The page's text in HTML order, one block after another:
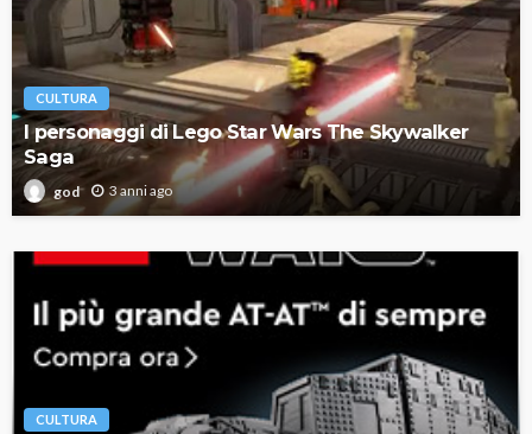
CULTURA
I personaggi di Lego Star Wars The Skywalker
Saga
god 3 anni ago
CULTURA